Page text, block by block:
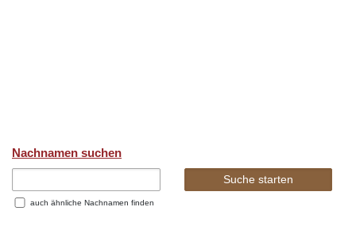
Nachnamen suchen
auch ähnliche Nachnamen finden